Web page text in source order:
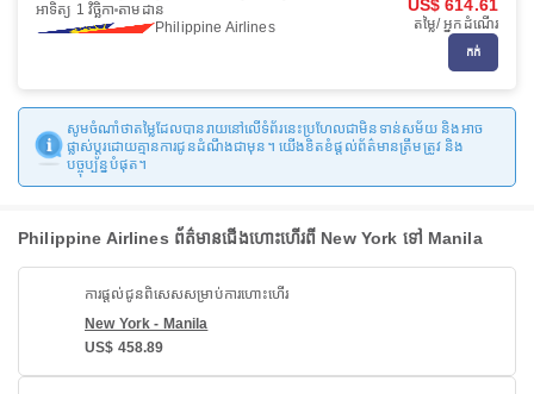
អាទិត្យ 1 វិច្ឆិកា តាមដាន
Philippine Airlines
US$ 614.61
តម្លៃ/ អ្នកដំណើរ
កក់
សូមចំណាំថាតម្លៃដែលបានរាយនៅលើទំព័រនេះប្រហែលជាមិនទាន់សម័យ និងអាច
ផ្លាស់ប្តូរដោយគ្មានការជូនដំណឹងជាមុន។ យើងខិតខំផ្តល់ព័ត៌មានត្រឹមត្រូវ និង
បច្ចុប្បន្នបំផុត។
Philippine Airlines ព័ត៌មានជើងហោះហើរពី New York ទៅ Manila
ការផ្តល់ជូនពិសេសសម្រាប់ការហោះហើរ
New York - Manila
US$ 458.89